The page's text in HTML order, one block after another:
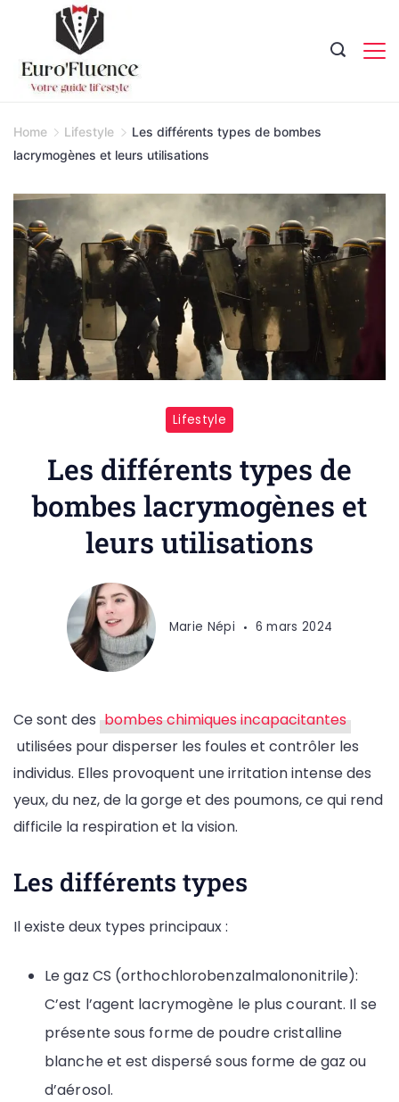
content
Home Lifestyle
Les différents types de bombes
lacrymogènes et leurs utilisations
Lifestyle
Les différents types de
bombes lacrymogènes et
leurs utilisations
Marie Népi 6 mars 2024
Ce sont des bombes chimiques incapacitantes
utilisées pour disperser les foules et contrôler les
individus. Elles provoquent une irritation intense des
yeux, du nez, de la gorge et des poumons, ce qui rend
difficile la respiration et la vision.
Les différents types
Il existe deux types principaux :
Le gaz CS (orthochlorobenzalmalononitrile):
C’est l’agent lacrymogène le plus courant. Il se
présente sous forme de poudre cristalline
blanche et est dispersé sous forme de gaz ou
d’aérosol.